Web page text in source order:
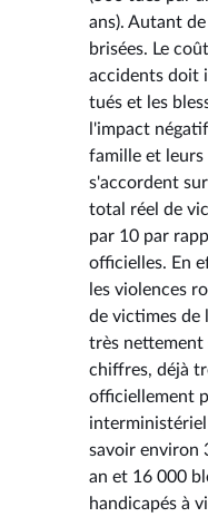
ans). Autant
brisées. Le
accidents doit
tués et les
l'impact
famille et leurs
s'accordent
total réel de
par 10 par
officielles. En
les violences
de victimes de
très nettement
chiffres, déjà
officiellement
savoir environ
an et 16 000
handicapés à